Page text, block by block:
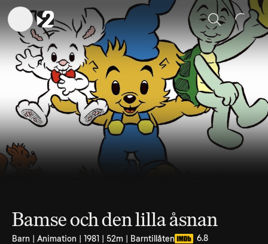
Sök
Bamse och den lilla åsnan
Barn | Animation | 1981 | 52m | Barntillåten 6.8